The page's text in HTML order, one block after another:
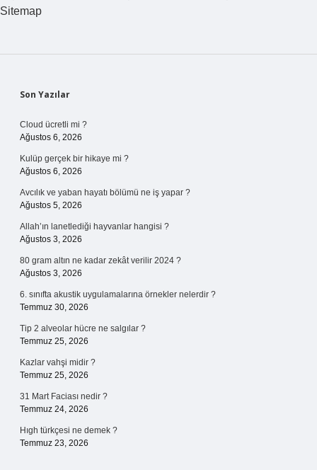
Sitemap
Sidebar
Son Yazılar
Cloud ücretli mi ?
Ağustos 6, 2026
Kulüp gerçek bir hikaye mi ?
Ağustos 6, 2026
Avcılık ve yaban hayatı bölümü ne iş yapar ?
Ağustos 5, 2026
Allah’ın lanetlediği hayvanlar hangisi ?
Ağustos 3, 2026
80 gram altın ne kadar zekât verilir 2024 ?
Ağustos 3, 2026
6. sınıfta akustik uygulamalarına örnekler nelerdir ?
Temmuz 30, 2026
Tip 2 alveolar hücre ne salgılar ?
Temmuz 25, 2026
Kazlar vahşi midir ?
Temmuz 25, 2026
31 Mart Faciası nedir ?
Temmuz 24, 2026
Hıgh türkçesi ne demek ?
Temmuz 23, 2026